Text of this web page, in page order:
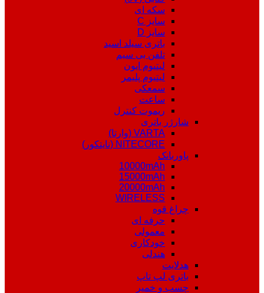
سکه ای
سایز C
سایز D
باتری سیلد اسید
تلفن بی سیم
لیتیوم ایون
لیتیوم پلیمر
سمعکی
ساعت
ریموت کنترل
شارژر باتری
VARTA (وارتا)
NITECORE (نایتکور)
پاوربانک
10000mAh
15000mAh
20000mAh
WIRELESS
چراغ قوه
حرفه ای
معمولی
خودکاری
هندلی
هدلایت
باتری لپ تاپ
چسب و خمیر